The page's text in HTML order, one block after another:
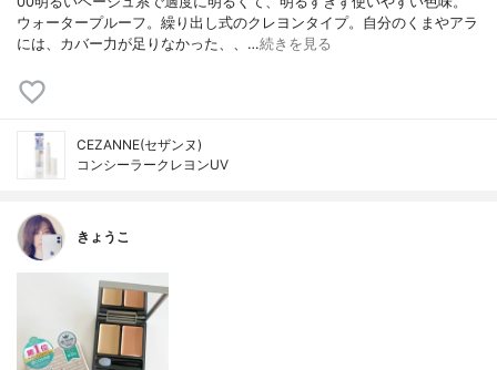
ウォータープルーフ。繰り出し式のクレヨンタイプ。自分のくまやアラ
には、カバー力が足りなかった、、…続きを見る
CEZANNE(セザンヌ)
コンシーラークレヨンUV
きょうこ